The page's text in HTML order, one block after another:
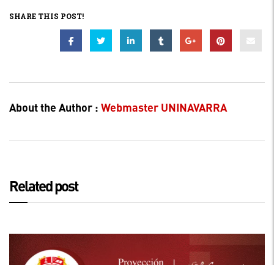
SHARE THIS POST!
About the Author : Webmaster UNINAVARRA
Related post